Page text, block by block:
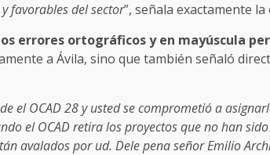
favorables del sector”, señala exactamente
errores ortográficos y en mayúscula
a Ávila, sino que también señaló
el OCAD 28 y usted se comprometió a
el OCAD retira los proyectos que no han
avalados por ud. Dele pena señor Emilio